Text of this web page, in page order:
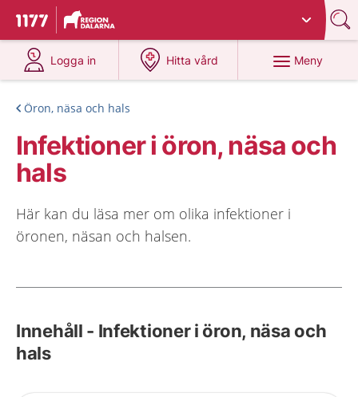
Till startsidan för 1177
Du har valt region
Logga in
på 1177.se
Hitta vård
på 1177.se
Meny
Öron, näsa och hals
Infektioner i öron, näsa och
hals
Här kan du läsa mer om olika infektioner i
öronen, näsan och halsen.
Innehåll - Infektioner i öron, näsa och
hals